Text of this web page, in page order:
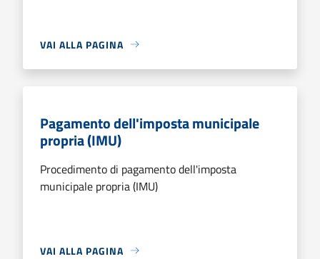
VAI ALLA PAGINA
Pagamento dell'imposta municipale
propria (IMU)
Procedimento di pagamento dell'imposta
municipale propria (IMU)
VAI ALLA PAGINA